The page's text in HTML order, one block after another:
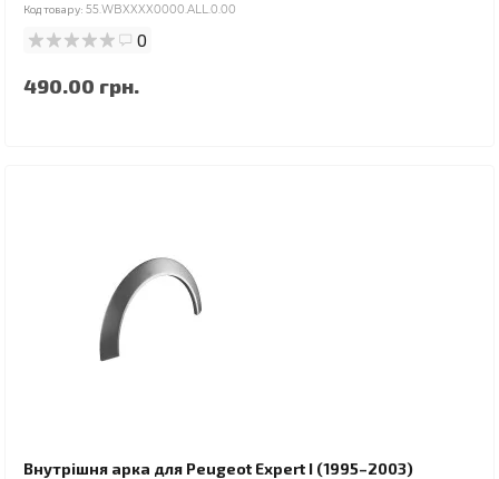
Код товару: 55.WBXXXX0000.ALL.0.00
0
490.00 грн.
Внутрішня арка для Peugeot Expert I (1995–2003)